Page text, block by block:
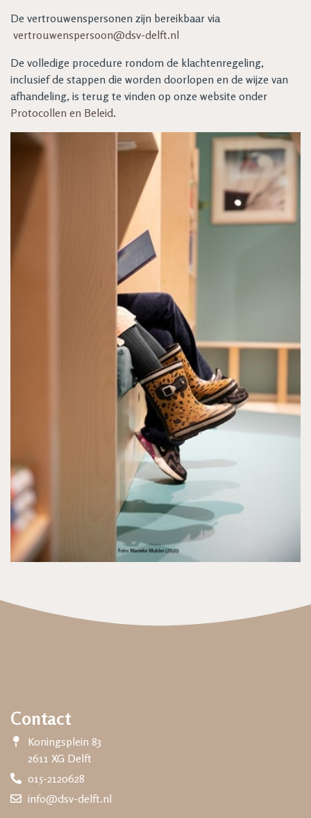
De vertrouwenspersonen zijn bereikbaar via
vertrouwenspersoon@dsv-delft.nl
De volledige procedure rondom de klachtenregeling,
inclusief de stappen die worden doorlopen en de wijze van
afhandeling, is terug te vinden op onze website onder
Protocollen en Beleid.
Contact
Koningsplein 83
2611 XG Delft
015-2120628
info@dsv-delft.nl